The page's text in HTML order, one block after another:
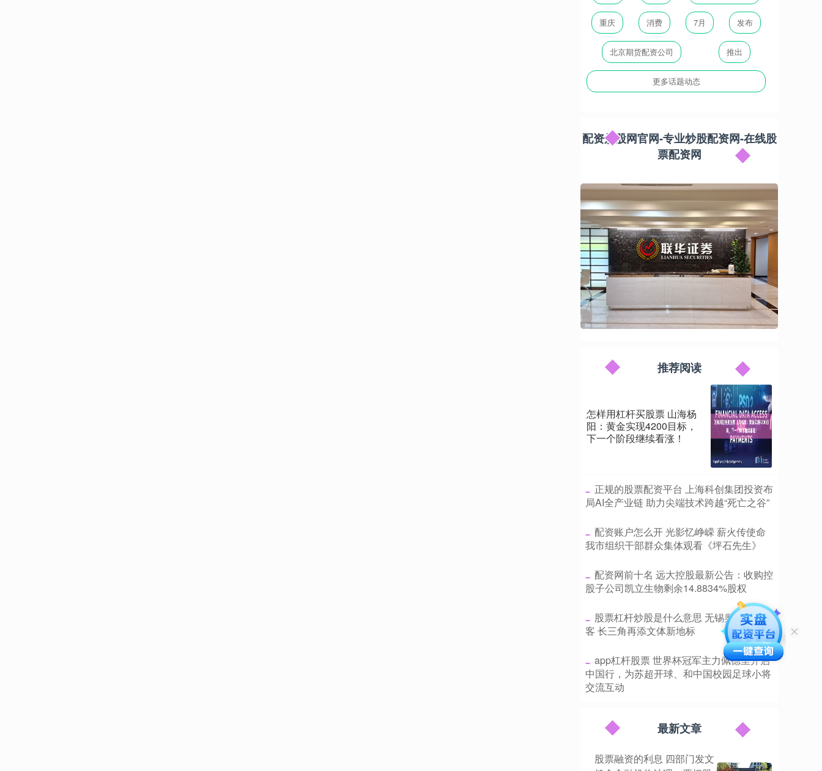
重庆 消费 7月 发布
北京期货配资公司 推出
更多话题动态
配资炒股网官网-专业炒股配资网-在线股
票配资网
推荐阅读
怎样用杠杆买股票 山海杨
阳：黄金实现4200目标，
下一个阶段继续看涨！
​正规的股票配资平台 上海科创集团投资布
局AI全产业链 助力尖端技术跨越“死亡之谷”
​配资账户怎么开 光影忆峥嵘 薪火传使命
我市组织干部群众集体观看《坪石先生》
​配资网前十名 远大控股最新公告：收购控
股子公司凯立生物剩余14.8834%股权
​股票杠杆炒股是什么意思 无锡奥体开门迎
客 长三角再添文体新地标
​app杠杆股票 世界杯冠军主力佩德里开启
中国行，为苏超开球、和中国校园足球小将
交流互动
最新文章
股票融资的利息 四部门发文